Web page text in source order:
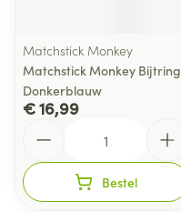
Matchstick Monkey
Matchstick Monkey Bijtring
Donkerblauw
€ 16,99
Bestel